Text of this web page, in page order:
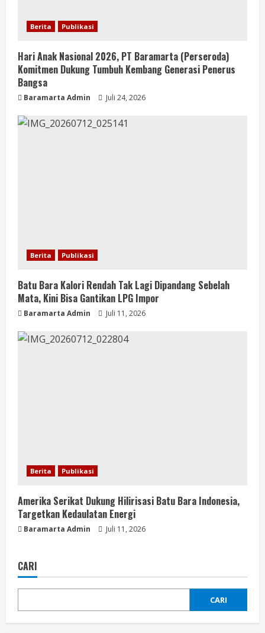
Berita Publikasi
Hari Anak Nasional 2026, PT Baramarta (Perseroda)
Komitmen Dukung Tumbuh Kembang Generasi Penerus
Bangsa
Baramarta Admin Juli 24, 2026
Berita Publikasi
Batu Bara Kalori Rendah Tak Lagi Dipandang Sebelah
Mata, Kini Bisa Gantikan LPG Impor
Baramarta Admin Juli 11, 2026
Berita Publikasi
Amerika Serikat Dukung Hilirisasi Batu Bara Indonesia,
Targetkan Kedaulatan Energi
Baramarta Admin Juli 11, 2026
CARI
CARI